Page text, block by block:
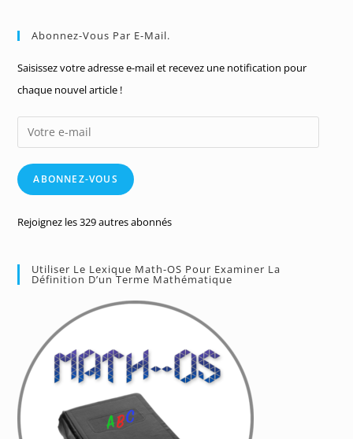
Abonnez-Vous Par E-Mail.
Saisissez votre adresse e-mail et recevez une notification pour
chaque nouvel article !
Votre
e-
mailABONNEZ-VOUS
Rejoignez les 329 autres abonnés
Utiliser Le Lexique Math-OS Pour Examiner La
Définition D’un Terme Mathématique